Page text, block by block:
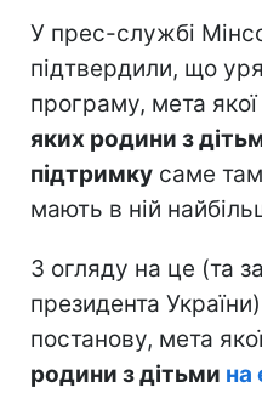
У прес-службі
підтвердили, що
програму, мета
яких родини з
підтримку саме
мають в ній
З огляду на це (та за
президента
постанову, мета
родини з дітьми на